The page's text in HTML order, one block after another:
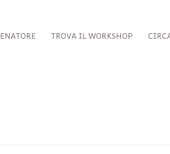
TROVA IL WORKSHOP